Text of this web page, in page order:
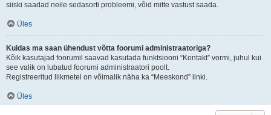
siiski saadad neile sedasorti probleemi, võid mitte vastust saada.
Üles
Kuidas ma saan ühendust võtta foorumi administraatoriga?
Kõik kasutajad foorumil saavad kasutada funktsiooni “Kontakt” vormi, juhul kui
see valik on lubatud foorumi administraatori poolt.
Registreeritud liikmetel on võimalik näha ka “Meeskond” linki.
Üles